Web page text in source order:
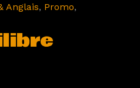
Anglais, Promo,